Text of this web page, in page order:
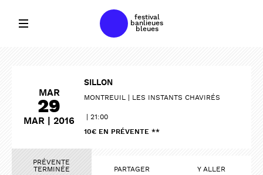
festival
banlieues
bleues
MAR
29
MAR | 2016
SILLON
MONTREUIL LES INSTANTS CHAVIRÉS
21:00
10€ EN PRÉVENTE **
PRÉVENTE
TERMINÉE PARTAGER Y ALLER